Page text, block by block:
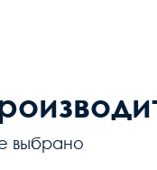
выбрано